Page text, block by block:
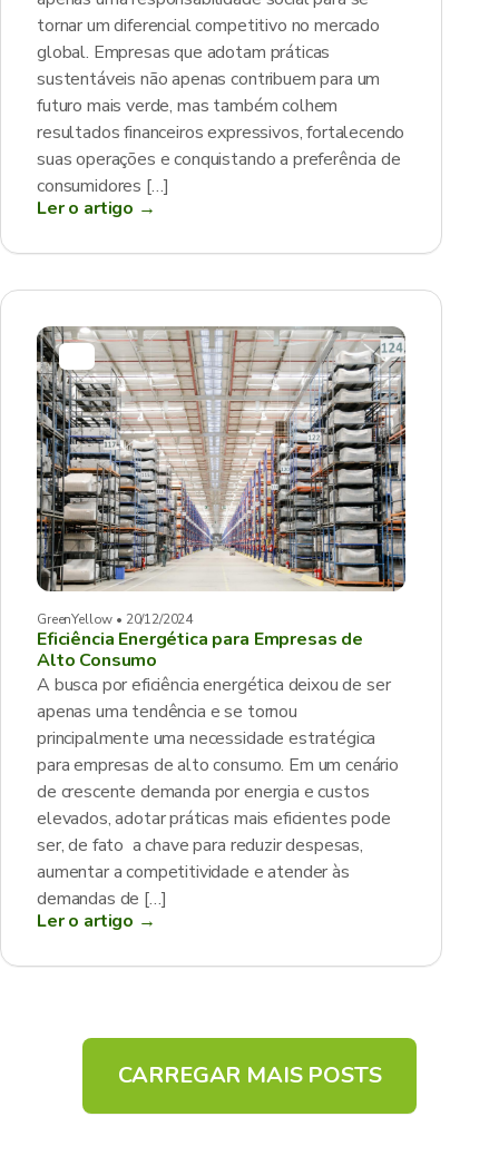
tornar um diferencial competitivo no mercado
global. Empresas que adotam práticas
sustentáveis não apenas contribuem para um
futuro mais verde, mas também colhem
resultados financeiros expressivos, fortalecendo
suas operações e conquistando a preferência de
consumidores […]
Ler o artigo →
GreenYellow • 20/12/2024
Eficiência Energética para Empresas de
Alto Consumo
A busca por eficiência energética deixou de ser
apenas uma tendência e se tornou
principalmente uma necessidade estratégica
para empresas de alto consumo. Em um cenário
de crescente demanda por energia e custos
elevados, adotar práticas mais eficientes pode
ser, de fato a chave para reduzir despesas,
aumentar a competitividade e atender às
demandas de […]
Ler o artigo →
CARREGAR MAIS POSTS